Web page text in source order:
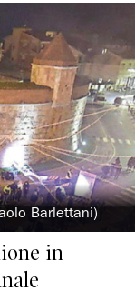
Barlettani)
in